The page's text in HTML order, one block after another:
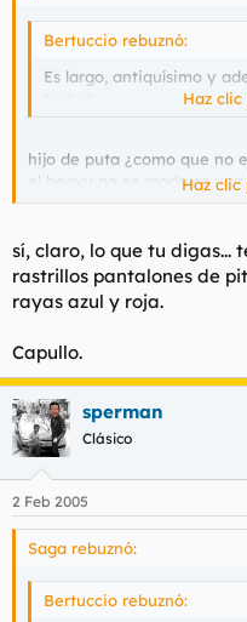
Bertuccio rebuznó:
Es largo, antiquísimo y
Haz
hijo de puta ¿como que no
el heavy no es moda es
heavy metal never dies
Haz clic
sí, claro, lo que tu digas...
rastrillos pantalones de
rayas azul y roja.
Capullo.
sperman
Clásico
2 Feb 2005
Saga rebuznó:
Bertuccio rebuznó: